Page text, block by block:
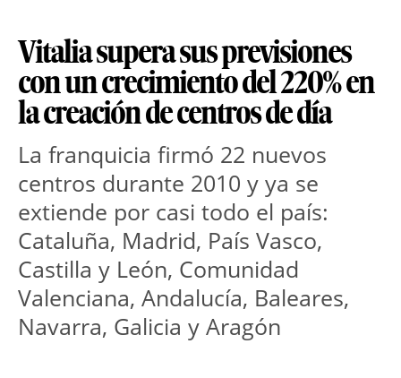
Vitalia supera sus previsiones
con un crecimiento del 220% en
la creación de centros de día
La franquicia firmó 22 nuevos
centros durante 2010 y ya se
extiende por casi todo el país:
Cataluña, Madrid, País Vasco,
Castilla y León, Comunidad
Valenciana, Andalucía, Baleares,
Navarra, Galicia y Aragón